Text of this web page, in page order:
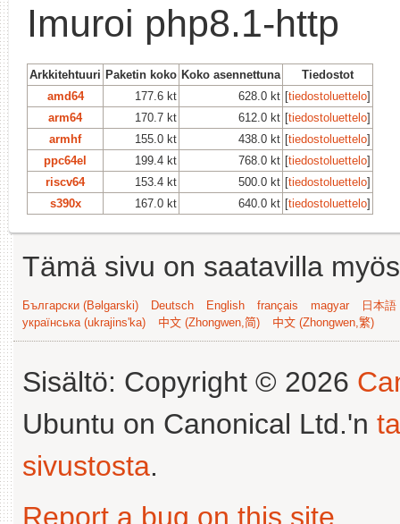
Imuroi php8.1-http
Arkkitehtuuri Paketin koko Koko asennettuna
Tiedostot
amd64
177.6 kt 628.0 kt [tiedostoluettelo]
arm64
170.7 kt 612.0 kt [tiedostoluettelo]
armhf
155.0 kt 438.0 kt [tiedostoluettelo]
ppc64el
199.4 kt 768.0 kt [tiedostoluettelo]
riscv64
153.4 kt 500.0 kt [tiedostoluettelo]
s390x
167.0 kt 640.0 kt [tiedostoluettelo]
Tämä sivu on saatavilla
Български (Bəlgarski) Deutsch English français magyar
日本語
українська (ukrajins'ka)
中文 (Zhongwen,简) 中文 (Zhongwen,繁)
Sisältö: Copyright © 2026
Ubuntu on Canonical Ltd.'n
sivustosta.
Report a bug on this site